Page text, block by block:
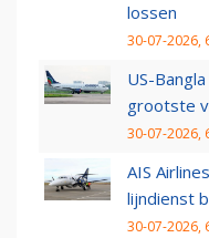
lossen
30-07-2026,
US-
grootste
30-07-2026,
AIS
lijndienst
30-07-2026,